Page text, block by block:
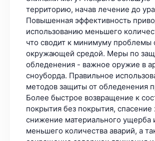
территорию, начав лечение до
Повышенная эффективность
использованию меньшего
что сводит к минимуму проблемы
окружающей средой. Меры по
обледенения - важное оружие в
сноуборда. Правильное
методов защиты от обледенения
Более быстрое возвращение к
покрытия без покрытия, спасение
снижение материального ущерба
меньшего количества аварий, а